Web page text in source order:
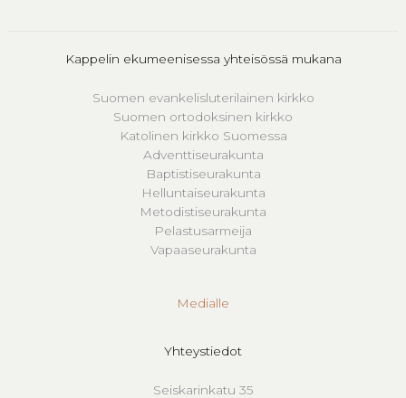
Kappelin ekumeenisessa yhteisössä mukana
Suomen evankelisluterilainen kirkko
Suomen ortodoksinen kirkko
Katolinen kirkko Suomessa
Adventtiseurakunta
Baptistiseurakunta
Helluntaiseurakunta
Metodistiseurakunta
Pelastusarmeija
Vapaaseurakunta
Medialle
Yhteystiedot
Seiskarinkatu 35